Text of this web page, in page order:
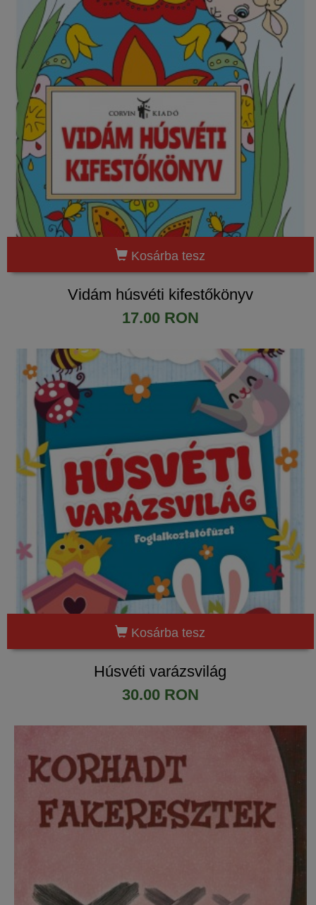
Kosárba tesz
Vidám húsvéti kifestőkönyv
17.00 RON
Kosárba tesz
Húsvéti varázsvilág
30.00 RON